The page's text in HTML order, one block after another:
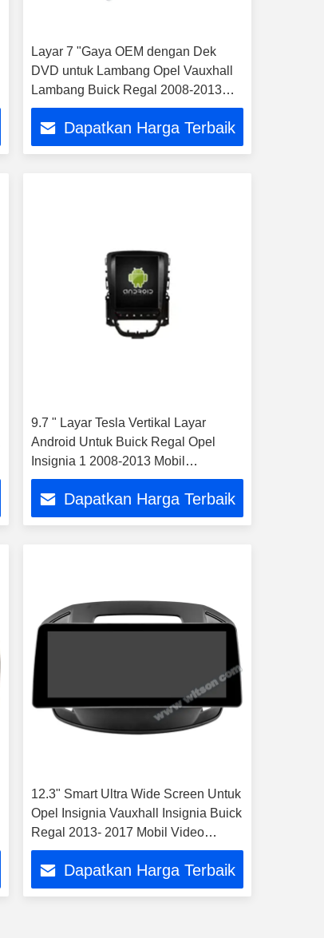
Layar 7 "Gaya OEM dengan Dek
DVD untuk Lambang Opel Vauxhall
Lambang Buick Regal 2008-2013
Android DVD Mobil GPS Multimed
Dapatkan Harga Terbaik
9.7 " Layar Tesla Vertikal Layar
Android Untuk Buick Regal Opel
Insignia 1 2008-2013 Mobil
Multimedia Stereo GPS Carplay
PlayerDapatkan Harga Terbaik
12.3" Smart Ultra Wide Screen Untuk
Opel Insignia Vauxhall Insignia Buick
Regal 2013- 2017 Mobil Video
Sentuh Multimedia QLED
Dapatkan Harga Terbaik